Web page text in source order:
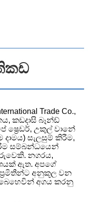
Trade Co.,
කඩදාසි බෑන්ඩ්
ෂ්‍රෙඩර්, උකුල් වානේ
සැලසුම් කිරීම,
සම්බන්ධයෙන්
නගරය,
ඇත. අපගේ
අනුකූල වන
අගය කරනු